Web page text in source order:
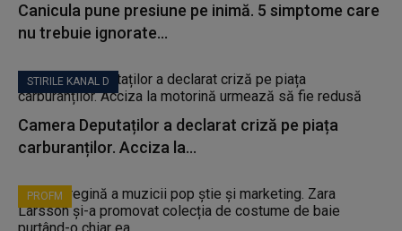
Canicula pune presiune pe inimă. 5 simptome care
nu trebuie ignorate...
STIRILE KANAL D
Camera Deputaților a declarat criză pe piața
carburanților. Acciza la...
PROFM